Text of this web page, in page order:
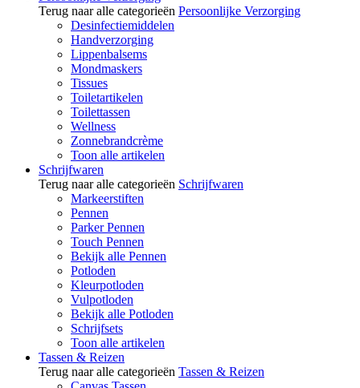
Terug naar alle categorieën Persoonlijke Verzorging
Desinfectiemiddelen
Handverzorging
Lippenbalsems
Mondmaskers
Tissues
Toiletartikelen
Toilettassen
Wellness
Zonnebrandcrème
Toon alle artikelen
Schrijfwaren
Terug naar alle categorieën Schrijfwaren
Markeerstiften
Pennen
Parker Pennen
Touch Pennen
Bekijk alle Pennen
Potloden
Kleurpotloden
Vulpotloden
Bekijk alle Potloden
Schrijfsets
Toon alle artikelen
Tassen & Reizen
Terug naar alle categorieën Tassen & Reizen